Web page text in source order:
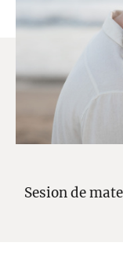
Sesion de